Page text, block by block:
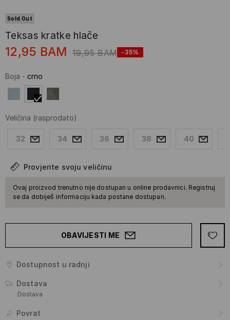
Sold Out
Teksas kratke hlače
12,95 BAM 19,95 BAM -35%
Boja - crno
Veličina (rasprodato)
32 34 36 38 40
Provjerite svoju veličinu
Ovaj proizvod trenutno nije dostupan u online prodavnici. Registruj
se da dobiješ informaciju kada postane dostupan.
OBAVIJESTI ME
Dostupnost u radnji
Dostava
Dostava
Povrat